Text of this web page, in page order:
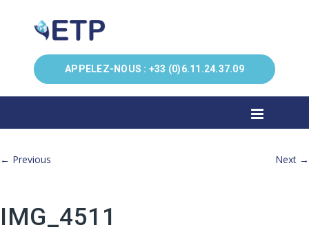
APPELEZ-NOUS : +33 (0)6.11.24.37.09
Image navigation
← Previous Next →
IMG_4511